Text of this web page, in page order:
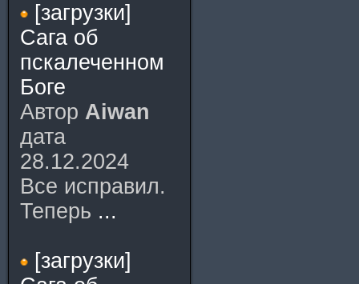
[загрузки]
Сага об
пскалеченном
Боге
Автор Aiwan
дата
28.12.2024
Все исправил.
Теперь ...
[загрузки]